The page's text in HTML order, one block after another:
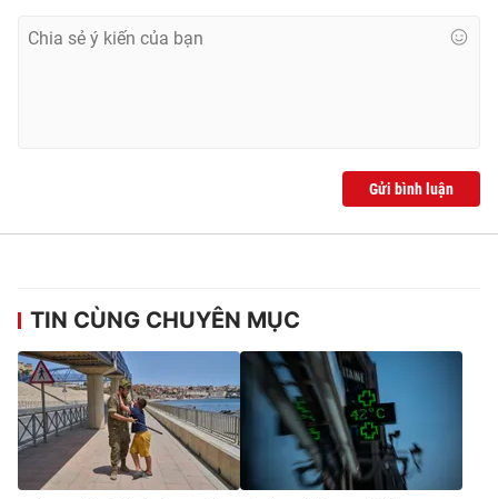
Gửi bình luận
TIN CÙNG CHUYÊN MỤC